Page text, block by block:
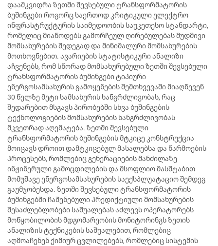
დაამკვიდრა ზეთში შევსებული ტრანსფორმატორის
ბუშინგები როგორც საერთოდ კრიტიკული ელექტრო
ინფრასტრუქტურის საიმედოობის საუკეთესო სტანდარტი,
რომელიც მიაწოდებს გამორჩეულ ღირებულებას მუდმივი
მომსახურების შედეგად და მინიმალური მომსახურების
მოთხოვნებით. ავარიების სტატისტიკური ანალიზი
აჩვენებს, რომ სწორად მომსახურებული ზეთში შევსებული
ტრანსფორმატორის ბუშინგები ტიპიური
ენერგოსამსახურის გამოყენების შემთხვევაში მიაღწევენ
30 წელზე მეტი სამსახურის ხანგრძლივობას, რაც
შედარებით მსგავს პირობებში სხვა ბუშინგების
ტექნოლოგიების მომსახურების ხანგრძლივობას
მკვეთრად აღემატება. ზეთში შევსებული
ტრანსფორმატორის ბუშინგების მტკიცე კონსტრუქცია
მოიცავს დროით დამტკიცებულ მასალებსა და წარმოების
პროცესებს, რომლებიც გენერაციების მანძილაზე
ინჟინერული გამოცდილების და მსოფლიო მასშტაბით
მომუშავე ენერგოსამსახურების საექსპლუატაციო შემდეგ
გაუმჯობესდა. ზეთში შევსებული ტრანსფორმატორის
ბუშინგებში ჩაშენებული პრედიქტიული მომსახურების
შესაძლებლობები საშუალებას აძლევს ოპერატორებს
მოწყობილობის მდგომარეობის მონიტორინგს ზეთის
ანალიზის ტექნიკების საშუალებით, რომლებიც
აღმოაჩენენ ქიმიურ ცვლილებებს, რომლებიც სისტემის